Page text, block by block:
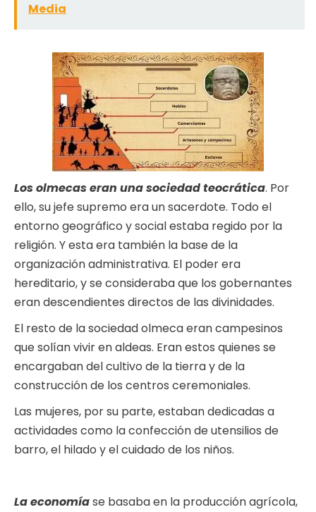
Media
Los olmecas eran una sociedad teocrática. Por
ello, su jefe supremo era un sacerdote. Todo el
entorno geográfico y social estaba regido por la
religión. Y esta era también la base de la
organización administrativa. El poder era
hereditario, y se consideraba que los gobernantes
eran descendientes directos de las divinidades.
El resto de la sociedad olmeca eran campesinos
que solían vivir en aldeas. Eran estos quienes se
encargaban del cultivo de la tierra y de la
construcción de los centros ceremoniales.
Las mujeres, por su parte, estaban dedicadas a
actividades como la confección de utensilios de
barro, el hilado y el cuidado de los niños.
La economíase basaba en la producción agrícola,